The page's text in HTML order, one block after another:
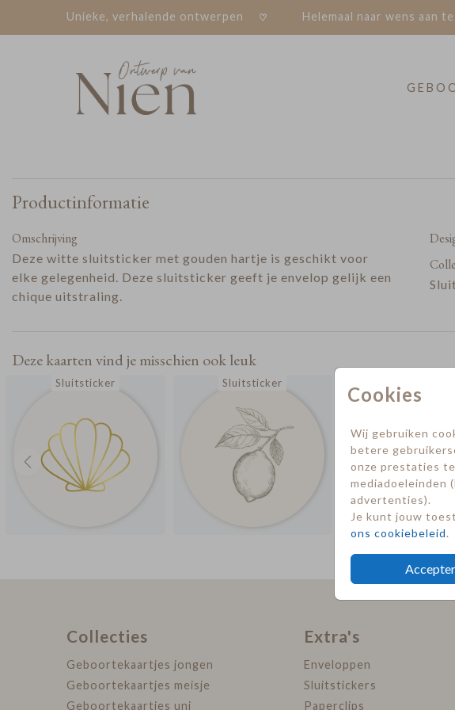
Unieke, verhalende ontwerpen Helemaal naar wens aan
Cookies
Wij gebruiken
betere
onze prestaties
mediadoeleinden
advertenties).
Je kunt jouw
ons cookiebeleid.
Productinformatie
Omschrijving
Deze witte sluitsticker met gouden hartje is geschikt voor
elke gelegenheid. Deze sluitsticker geeft je envelop gelijk een
chique uitstraling.
Deze kaarten vind je misschien ook leuk
Sluitsticker Sluitsticker
Collecties
Geboortekaartjes jongen
Geboortekaartjes meisje
Geboortekaartjes uni
Extra's
Enveloppen
Sluitstickers
Paperclips